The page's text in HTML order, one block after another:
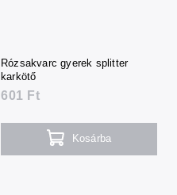
Rózsakvarc gyerek splitter
karkötő
601 Ft
Kosárba